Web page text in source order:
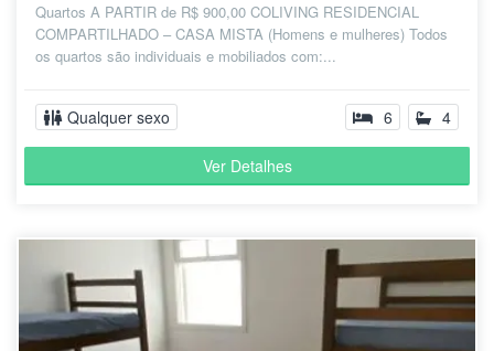
Quartos A PARTIR de R$ 900,00 COLIVING RESIDENCIAL
COMPARTILHADO – CASA MISTA (Homens e mulheres) Todos
os quartos são individuais e mobiliados com:...
Qualquer sexo 6 4
Ver Detalhes